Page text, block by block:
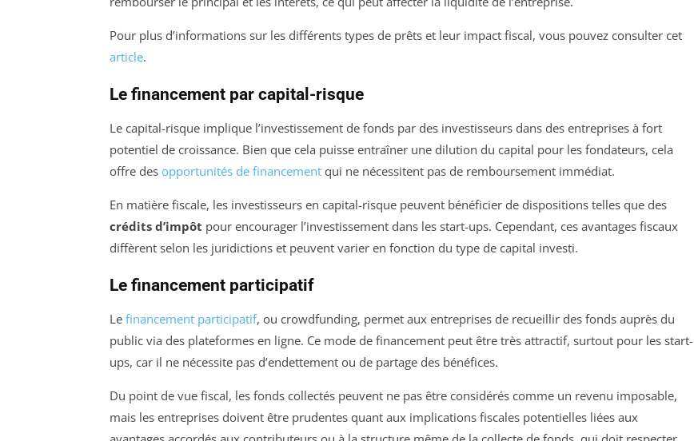
Pour plus d’informations sur les différents types de prêts et leur impact fiscal, vous pouvez consulter cet
article.
Le financement par capital-risque
Le capital-risque implique l’investissement de fonds par des investisseurs dans des entreprises à fort
potentiel de croissance. Bien que cela puisse entraîner une dilution du capital pour les fondateurs, cela
offre des opportunités de financement qui ne nécessitent pas de remboursement immédiat.
En matière fiscale, les investisseurs en capital-risque peuvent bénéficier de dispositions telles que des
crédits d’impôt pour encourager l’investissement dans les start-ups. Cependant, ces avantages fiscaux
diffèrent selon les juridictions et peuvent varier en fonction du type de capital investi.
Le financement participatif
Le financement participatif, ou crowdfunding, permet aux entreprises de recueillir des fonds auprès du
public via des plateformes en ligne. Ce mode de financement peut être très attractif, surtout pour les start-
ups, car il ne nécessite pas d’endettement ou de partage des bénéfices.
Du point de vue fiscal, les fonds collectés peuvent ne pas être considérés comme un revenu imposable,
mais les entreprises doivent être prudentes quant aux implications fiscales potentielles liées aux